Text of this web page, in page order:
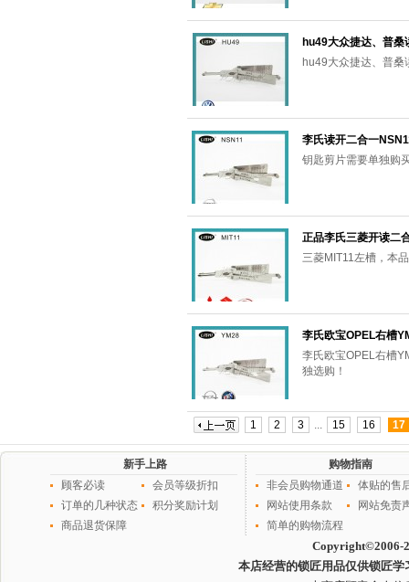
hu49大众捷达、普桑
hu49大众捷达、普桑
李氏读开二合一
钥匙剪片需要单独购
正品李氏三菱开读二
三菱MIT11左槽，本
李氏欧宝OPEL右槽
李氏欧宝OPEL右槽
独选购！
1 2 3 ... 15 16 17
新手上路
顾客必读
会员等级折扣
订单的几种状态
积分奖励计划
商品退货保障
购物指南
非会员购物通道
体贴的售
网站使用条款
网站免责
简单的购物流程
Copyright©2006-
本店经营的锁匠用品仅供锁匠